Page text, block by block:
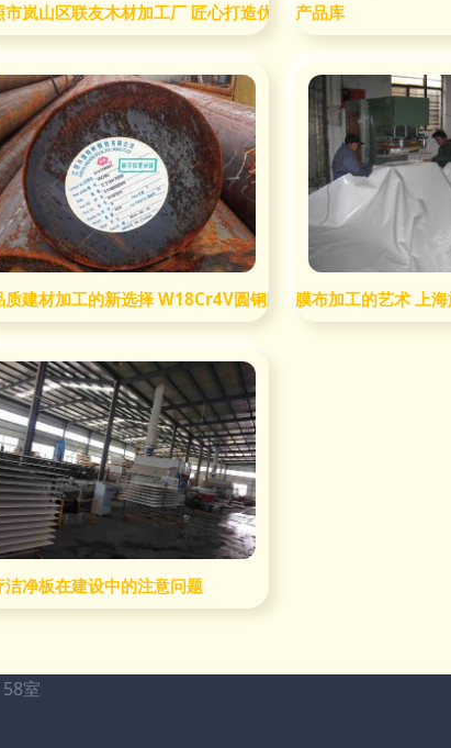
市岚山区联友木材加工厂 匠心打造优质建材加工新标杆
产品库
业产值达2.68亿元
质建材加工的新选择 W18Cr4V圆钢助力行业升级膜布加工的艺术 上
建材加工为例
洁净板在建设中的注意问题
室